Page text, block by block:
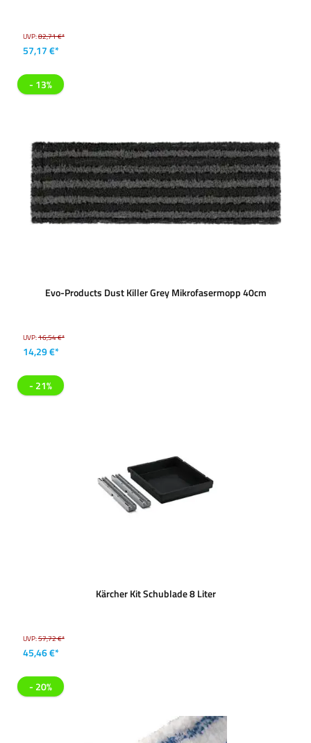
UVP:82,71 €*
57,17 €*
- 13%
Evo-Products Dust Killer Grey Mikrofasermopp 40cm
UVP:16,54 €*
14,29 €*
- 21%
Kärcher Kit Schublade 8 Liter
UVP:57,72 €*
45,46 €*
- 20%